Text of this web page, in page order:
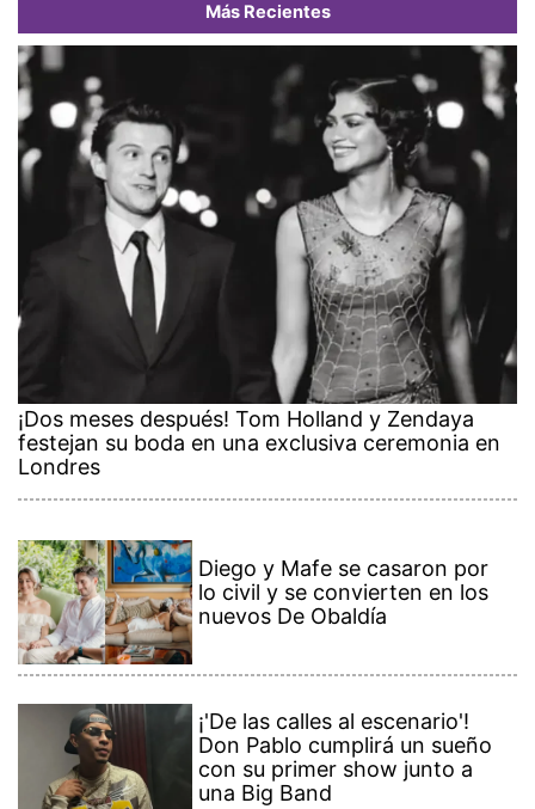
Más Recientes
¡Dos meses después! Tom Holland y Zendaya
festejan su boda en una exclusiva ceremonia en
Londres
Diego y Mafe se casaron por
lo civil y se convierten en los
nuevos De Obaldía
¡'De las calles al escenario'!
Don Pablo cumplirá un sueño
con su primer show junto a
una Big Band